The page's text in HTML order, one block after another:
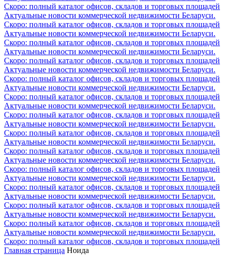
Скоро: полный каталог офисов, складов и торговых площадей
Актуальные новости коммерческой недвижимости Беларуси.
Скоро: полный каталог офисов, складов и торговых площадей
Актуальные новости коммерческой недвижимости Беларуси.
Скоро: полный каталог офисов, складов и торговых площадей
Актуальные новости коммерческой недвижимости Беларуси.
Скоро: полный каталог офисов, складов и торговых площадей
Актуальные новости коммерческой недвижимости Беларуси.
Скоро: полный каталог офисов, складов и торговых площадей
Актуальные новости коммерческой недвижимости Беларуси.
Скоро: полный каталог офисов, складов и торговых площадей
Актуальные новости коммерческой недвижимости Беларуси.
Скоро: полный каталог офисов, складов и торговых площадей
Актуальные новости коммерческой недвижимости Беларуси.
Скоро: полный каталог офисов, складов и торговых площадей
Актуальные новости коммерческой недвижимости Беларуси.
Скоро: полный каталог офисов, складов и торговых площадей
Актуальные новости коммерческой недвижимости Беларуси.
Скоро: полный каталог офисов, складов и торговых площадей
Актуальные новости коммерческой недвижимости Беларуси.
Скоро: полный каталог офисов, складов и торговых площадей
Актуальные новости коммерческой недвижимости Беларуси.
Скоро: полный каталог офисов, складов и торговых площадей
Актуальные новости коммерческой недвижимости Беларуси.
Скоро: полный каталог офисов, складов и торговых площадей
Актуальные новости коммерческой недвижимости Беларуси.
Скоро: полный каталог офисов, складов и торговых площадей
Главная страница Ноида